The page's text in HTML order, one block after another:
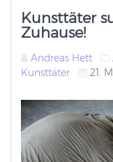
Kunsttäter
Zuhause!
Andreas Hett
Kunsttäter
21.